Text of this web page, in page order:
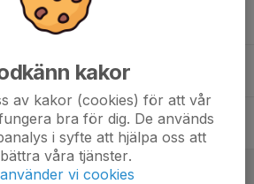
kakor
av kakor (cookies) för att vår
bra för dig. De används
i syfte att hjälpa oss att
våra tjänster.
vi cookies